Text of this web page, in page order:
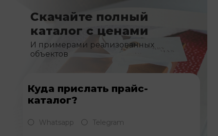
Скачайте полный
каталог с ценами
И примерами реализованных
объектов
Куда прислать прайс-
каталог?
Whatsapp Telegram